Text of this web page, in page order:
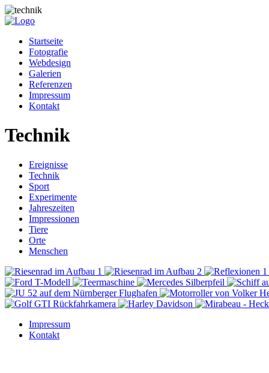
Startseite
Fotografie
Webdesign
Galerien
Referenzen
Impressum
Kontakt
Technik
Ereignisse
Technik
Sport
Experimente
Jahreszeiten
Impressionen
Tiere
Orte
Menschen
Impressum
Kontakt